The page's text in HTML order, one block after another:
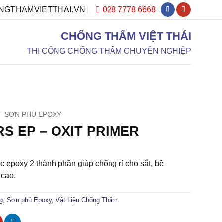
028 7778 6668
CHỐNG THẤM VIỆT THÁI
THI CÔNG CHỐNG THẤM CHUYÊN NGHIỆP
SƠN PHỦ EPOXY
EP – OXIT PRIMER
epoxy 2 thành phần giúp chống rỉ cho sắt, bề
Sơn phủ Epoxy, Vật Liệu Chống Thấm